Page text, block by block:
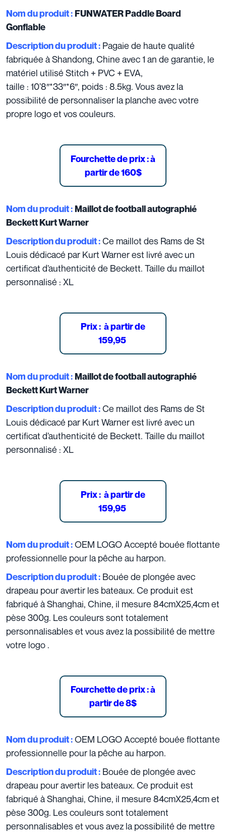
Nom du produit :FUNWATER Paddle Board
Gonflable
Description du produit : Pagaie de haute qualité
fabriquée à Shandong, Chine avec 1 an de garantie, le
matériel utilisé Stitch + PVC + EVA,
taille : 10’8″*33″*6″, poids : 8.5kg. Vous avez la
possibilité de personnaliser la planche avec votre
propre logo et vos couleurs.
Fourchette de prix : à
partir de 160$
Nom du produit :Maillot de football autographié
Beckett Kurt Warner
Description du produit :Ce maillot des Rams de St
Louis dédicacé par Kurt Warner est livré avec un
certificat d’authenticité de Beckett. Taille du maillot
personnalisé : XL
Prix : à partir de
159,95
Nom du produit :Maillot de football autographié
Beckett Kurt Warner
Description du produit :Ce maillot des Rams de St
Louis dédicacé par Kurt Warner est livré avec un
certificat d’authenticité de Beckett. Taille du maillot
personnalisé : XL
Prix : à partir de
159,95
Nom du produit :OEM LOGO Accepté bouée flottante
professionnelle pour la pêche au harpon.
Description du produit : Bouée de plongée avec
drapeau pour avertir les bateaux. Ce produit est
fabriqué à Shanghai, Chine, il mesure 84cmX25,4cm et
pèse 300g. Les couleurs sont totalement
personnalisables et vous avez la possibilité de mettre
votre logo .
Fourchette de prix : à
partir de 8$
Nom du produit :OEM LOGO Accepté bouée flottante
professionnelle pour la pêche au harpon.
Description du produit : Bouée de plongée avec
drapeau pour avertir les bateaux. Ce produit est
fabriqué à Shanghai, Chine, il mesure 84cmX25,4cm et
pèse 300g. Les couleurs sont totalement
personnalisables et vous avez la possibilité de mettre